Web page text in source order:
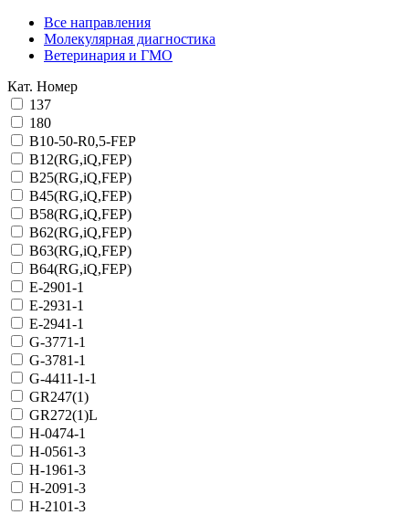
Все направления
Молекулярная диагностика
Ветеринария и ГМО
Кат. Номер
137
180
B10-50-R0,5-FEP
B12(RG,iQ,FEP)
B25(RG,iQ,FEP)
B45(RG,iQ,FEP)
B58(RG,iQ,FEP)
B62(RG,iQ,FEP)
B63(RG,iQ,FEP)
B64(RG,iQ,FEP)
E-2901-1
E-2931-1
E-2941-1
G-3771-1
G-3781-1
G-4411-1-1
GR247(1)
GR272(1)L
H-0474-1
H-0561-3
H-1961-3
H-2091-3
H-2101-3